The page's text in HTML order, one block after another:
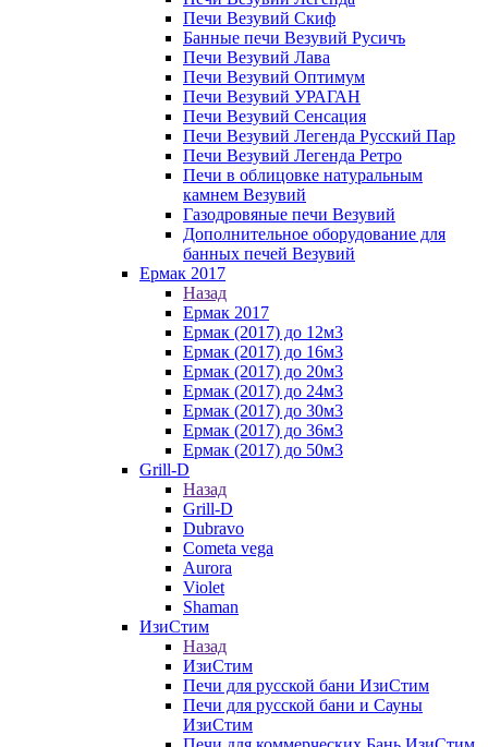
Печи Везувий Скиф
Банные печи Везувий Русичъ
Печи Везувий Лава
Печи Везувий Оптимум
Печи Везувий УРАГАН
Печи Везувий Сенсация
Печи Везувий Легенда Русский Пар
Печи Везувий Легенда Ретро
Печи в облицовке натуральным
камнем Везувий
Газодровяные печи Везувий
Дополнительное оборудование для
банных печей Везувий
Ермак 2017
Назад
Ермак 2017
Ермак (2017) до 12м3
Ермак (2017) до 16м3
Ермак (2017) до 20м3
Ермак (2017) до 24м3
Ермак (2017) до 30м3
Ермак (2017) до 36м3
Ермак (2017) до 50м3
Grill-D
Назад
Grill-D
Dubravo
Cometa vega
Aurora
Violet
Shaman
ИзиСтим
Назад
ИзиСтим
Печи для русской бани ИзиСтим
Печи для русской бани и Сауны
ИзиСтим